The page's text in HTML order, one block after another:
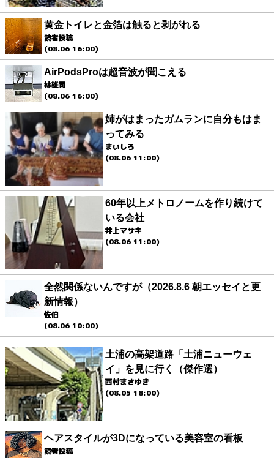
黄金トイレと金箔は触ると剥がれる
読者投稿
(08.06 16:00)
AirPodsProは超音波が聞こえる
林雄司
(08.06 16:00)
姉がはまったガムランに自分もはま
ってみる
まいしろ
(08.06 11:00)
60年以上メトロノームを作り続けて
いる会社
井上マサキ
(08.06 11:00)
全然関係ないんですが（2026.8.6 朝エッセイと更
新情報）
佐伯
(08.06 10:00)
土浦の高架道路「土浦ニューウェ
イ」を見に行く（傑作選）
西村まさゆき
(08.05 18:00)
ヘアスタイルが3Dになっている美容室の看板
読者投稿